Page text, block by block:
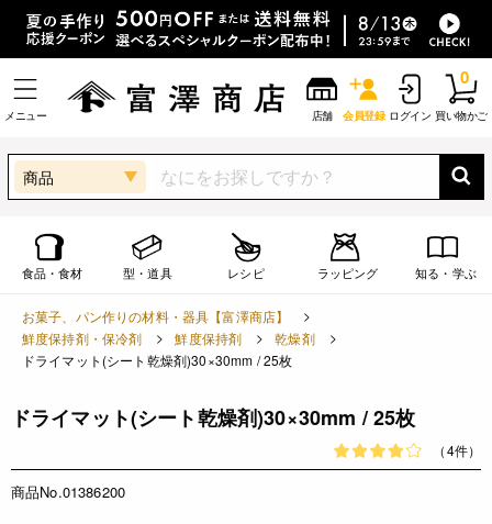
メニュー 店舗 会員登録 ログイン 買い物かご
0
商品
食品・食材 型・道具 レシピ ラッピング 知る・学ぶ
お菓子、パン作りの材料・器具【富澤商店】
鮮度保持剤・保冷剤
鮮度保持剤
乾燥剤
ドライマット(シート乾燥剤)30×30mm / 25枚
ドライマット(シート乾燥剤)30×30mm / 25枚
（4件）
商品No.01386200